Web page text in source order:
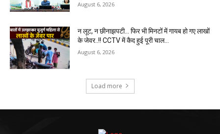
August 6, 2026
न लूट, न छीनाझपटी… फिर भी मिनटों में गायब हो गए लाखों
के जेवर..!! CCTV में कैद हुई पूरी चाल…
August 6, 2026
Load more